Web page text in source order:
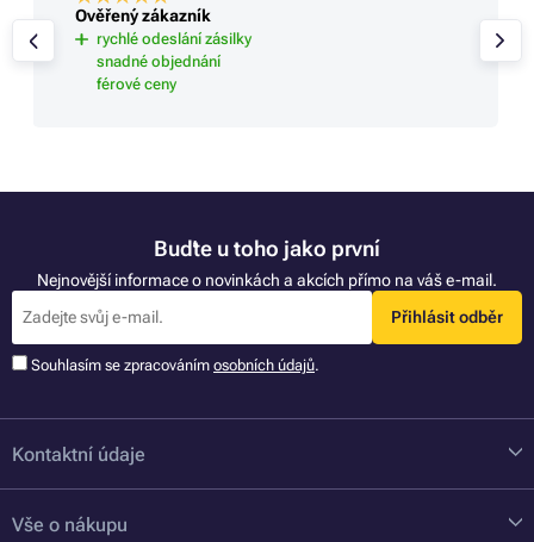
Ověřený zákazník
rychlé odeslání zásilky
snadné objednání
férové ceny
Buďte u toho jako první
Nejnovější informace o novinkách a akcích přímo na váš e-mail.
Přihlásit odběr
Souhlasím se zpracováním osobních údajů.
Kontaktní údaje
Vše o nákupu